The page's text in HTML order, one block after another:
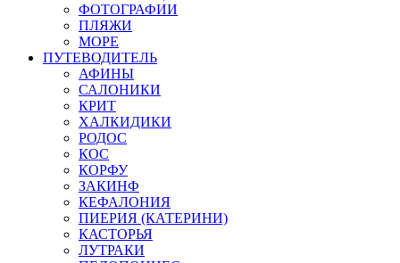
ФОТОГРАФИИ
ПЛЯЖИ
МОРЕ
ПУТЕВОДИТЕЛЬ
АФИНЫ
САЛОНИКИ
КРИТ
ХАЛКИДИКИ
РОДОС
КОС
КОРФУ
ЗАКИНФ
КЕФАЛОНИЯ
ПИЕРИЯ (КАТЕРИНИ)
КАСТОРЬЯ
ЛУТРАКИ